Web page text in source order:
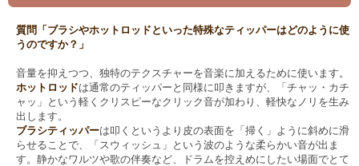
質問「ブラシやホットロッドといった特殊なティッパーはどのように使
うのですか？」
音量を抑えつつ、独特のテクスチャーを音楽に加えるために使います。
ホットロッドは通常のティッパーと同様に叩きますが、「チャッ・カチ
ャッ」という軽くクリスピーなクリック音が加わり、軽快なノリを生み
出します。
ブラシティッパーは叩くというより皮の表面を「掃く」ように斜めに滑
らせることで、「スウィッシュ」という波のような柔らかい音が出ま
す。静かなワルツや歌の伴奏など、ドラムを控えめにしたい場面でとて